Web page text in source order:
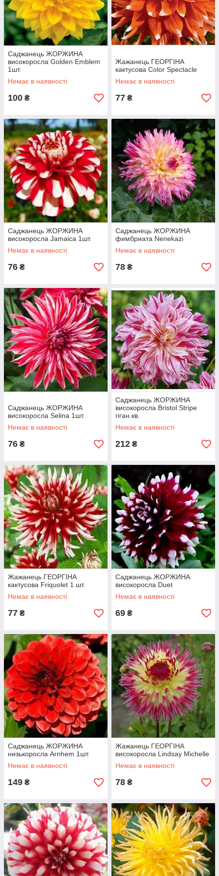
Саджанець ЖОРЖИНА
високоросла Golden Emblem
1шт.
Немає в наявності
100 ₴
Жажанець ГЕОРГІНА
кактусова Color Spectacle
Немає в наявності
77 ₴
Саджанець ЖОРЖИНА
високоросла Jamaica 1шт.
Немає в наявності
76 ₴
Саджанець ЖОРЖИНА
фимбриата Nenekazi
Немає в наявності
78 ₴
Саджанець ЖОРЖИНА
високоросла Selina 1шт.
Немає в наявності
76 ₴
Саджанець ЖОРЖИНА
високоросла Bristol Stripe
гіган.кв.
Немає в наявності
212 ₴
Жажанець ГЕОРГІНА
кактусова Friquolet 1 шт.
Немає в наявності
77 ₴
Саджанець ЖОРЖИНА
високоросла Duet
Немає в наявності
69 ₴
Саджанець ЖОРЖИНА
низькоросла Arnhem 1шт.
Немає в наявності
149 ₴
Жажанець ГЕОРГІНА
високоросла Lindsay Michelle
Немає в наявності
78 ₴